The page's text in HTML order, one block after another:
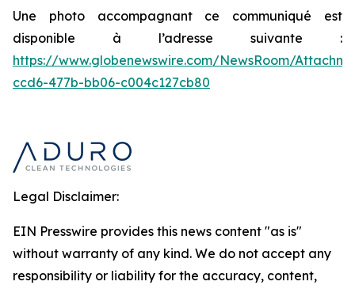
Une photo accompagnant ce communiqué est
disponible à l’adresse suivante :
https://www.globenewswire.com/NewsRoom/
ccd6-477b-bb06-c004c127cb80
Legal Disclaimer:
EIN Presswire provides this news content "as is"
without warranty of any kind. We do not accept any
responsibility or liability for the accuracy, content,